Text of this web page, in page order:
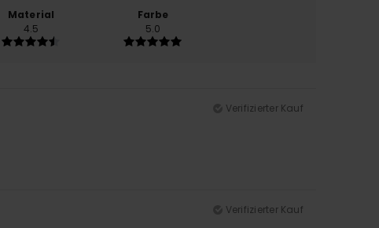
Material
4.5
Farbe
5.0
Verifizierter Kauf
Verifizierter Kauf